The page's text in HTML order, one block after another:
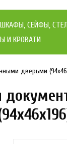
ШКАФЫ, СЕЙФЫ,
И КРОВАТИ
дверьми